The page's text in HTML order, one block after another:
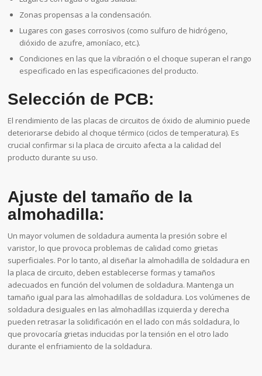
Zonas propensas a la condensación.
Lugares con gases corrosivos (como sulfuro de hidrógeno,
dióxido de azufre, amoníaco, etc.).
Condiciones en las que la vibración o el choque superan el rango
especificado en las especificaciones del producto.
Selección de PCB:
El rendimiento de las placas de circuitos de óxido de aluminio puede
deteriorarse debido al choque térmico (ciclos de temperatura). Es
crucial confirmar si la placa de circuito afecta a la calidad del
producto durante su uso.
Ajuste del tamaño de la
almohadilla:
Un mayor volumen de soldadura aumenta la presión sobre el
varistor, lo que provoca problemas de calidad como grietas
superficiales. Por lo tanto, al diseñar la almohadilla de soldadura en
la placa de circuito, deben establecerse formas y tamaños
adecuados en función del volumen de soldadura. Mantenga un
tamaño igual para las almohadillas de soldadura. Los volúmenes de
soldadura desiguales en las almohadillas izquierda y derecha
pueden retrasar la solidificación en el lado con más soldadura, lo
que provocaría grietas inducidas por la tensión en el otro lado
durante el enfriamiento de la soldadura.